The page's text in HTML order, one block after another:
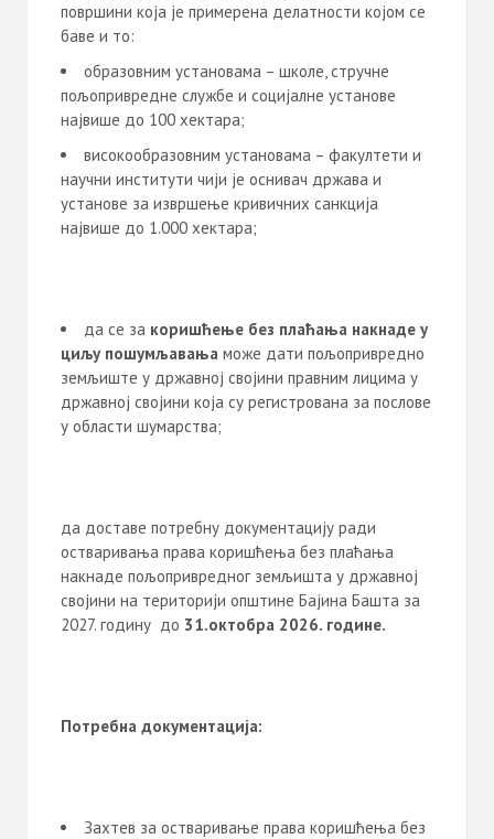
површини која је примерена делатности којом се
баве и то:
образовним установама – школe, стручнe
пољопривреднe службe и социјалнe установe
највише до 100 хектара;
високообразовним установама – факултети и
научни институти чији је оснивач држава и
установe за извршење кривичних санкција
највише до 1.000 хектара;
да се за коришћење без плаћања накнаде у
циљу пошумљавања може дати пољопривредно
земљиште у државној својини правним лицима у
државној својини која су регистрована за послове
у области шумарства;
да доставе потребну документацију ради
остваривања права коришћења без плаћања
накнаде пољопривредног земљишта у државној
својини на територији општине Бајина Башта за
2027. годину до 31.октобра 2026. године.
Потребна документација:
Захтев за остваривање права коришћења без